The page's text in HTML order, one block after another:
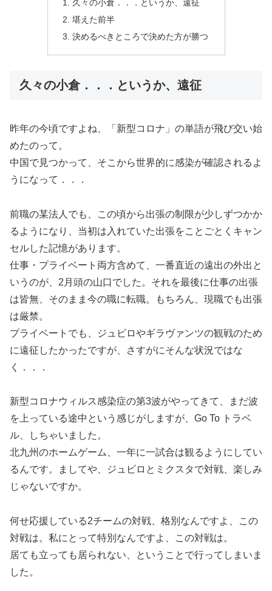
久々の小倉．．．というか、遠征
堪えた前半
決めるべきところで決めた方が勝つ
久々の小倉．．．というか、遠征
昨年の今頃ですよね、「新型コロナ」の単語が飛び交い始
めたのって。
中国で見つかって、そこから世界的に感染が確認されるよ
うになって．．．
前職の某法人でも、この頃から出張の制限が少しずつかか
るようになり、当初は入れていた出張をことごとくキャン
セルした記憶があります。
仕事・プライベート両方含めて、一番直近の遠出の外出と
いうのが、2月頭の山口でした。それを最後に仕事の出張
は皆無、そのまま今の職に転職。もちろん、現職でも出張
は厳禁。
プライベートでも、ジュビロやギラヴァンツの観戦のため
に遠征したかったですが、さすがにそんな状況ではな
く．．．
新型コロナウィルス感染症の第3波がやってきて、まだ波
を上っている途中という感じがしますが、Go To トラベ
ル、しちゃいました。
北九州のホームゲーム、一年に一試合は観るようにしてい
るんです。ましてや、ジュビロとミクスタで対戦、楽しみ
じゃないですか。
何せ応援している2チームの対戦、格別なんですよ、この
対戦は。私にとって特別なんですよ、この対戦は。
居ても立っても居られない、ということで行ってしまいま
した。